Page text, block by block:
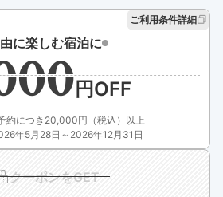
ご利用条件詳細
に楽しむ宿泊に
約につき20,000円（税込）以上
年5月28日～2026年12月31日
クーポンをGET